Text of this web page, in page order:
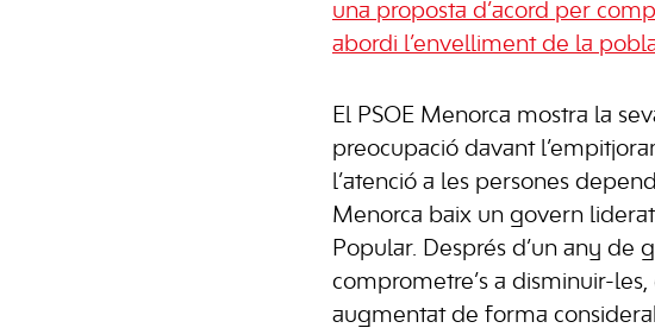
una proposta d’acord per
abordi l’envelliment de la
El PSOE Menorca mostra la
preocupació davant
l’atenció a les persones
Menorca baix un govern
Popular. Després d’un any de
comprometre’s a disminuir-les,
augmentat de forma